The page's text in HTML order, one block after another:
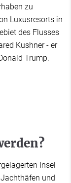
zu
Luxusresorts in
des Flusses
Kushner - er
Trump.
Insel
und